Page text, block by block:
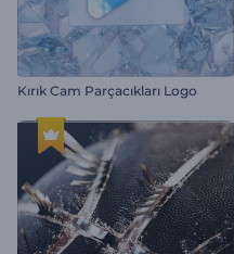
Kırık Cam Parçacıkları Logo